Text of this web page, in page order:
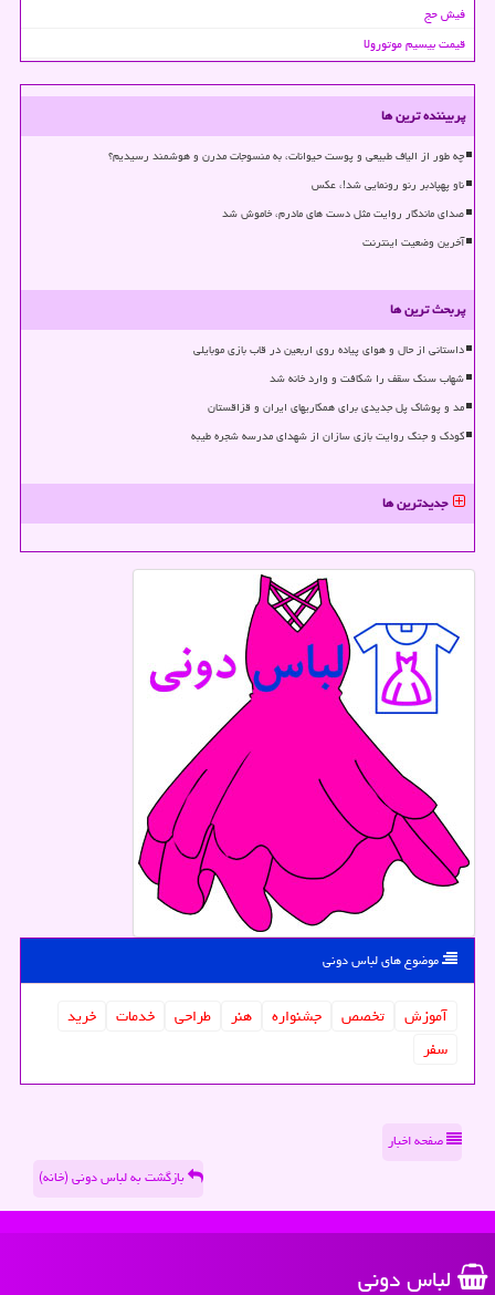
فیش حج
قیمت بیسیم موتورولا
پربیننده ترین ها
چه طور از الیاف طبیعی و پوست حیوانات، به منسوجات مدرن و هوشمند رسیدیم؟
ناو پهپادبر رنو رونمایی شد!، عکس
صدای ماندگار روایت مثل دست های مادرم، خاموش شد
آخرین وضعیت اینترنت
پربحث ترین ها
داستانی از حال و هوای پیاده روی اربعین در قاب بازی موبایلی
شهاب سنگ سقف را شکافت و وارد خانه شد
مد و پوشاک پل جدیدی برای همکاریهای ایران و قزاقستان
کودک و جنگ روایت بازی سازان از شهدای مدرسه شجره طیبه
جدیدترین ها
موضوع های لباس دونی
آموزش تخصص جشنواره هنر طراحی خدمات
خرید
سفر
صفحه اخبار
بازگشت به لباس دونی (خانه)
لباس دونی